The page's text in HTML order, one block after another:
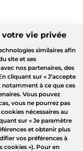
votre vie privée
similaires afin
site et ses
nos partenaires, des
cliquant sur « J’accepte
notamment à ce que ces
Vous pouvez
vous ne pourrez pas
nécessaires au
sur « Je paramètre
et obtenir plus
vos préférences à
cookies »). Pour en